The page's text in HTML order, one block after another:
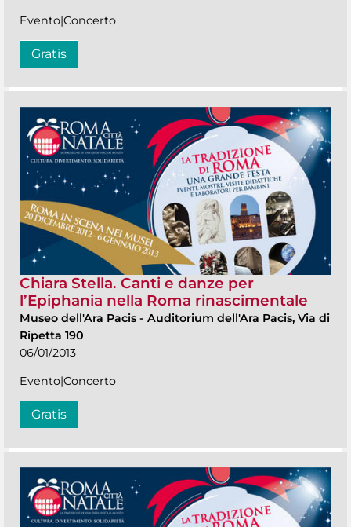
Evento|Concerto
Gratis
Chiara Stella. Canti e danze per
l’Epiphania nella Roma rinascimentale
Museo dell'Ara Pacis - Auditorium dell'Ara Pacis, Via di
Ripetta 190
06/01/2013
Evento|Concerto
Gratis